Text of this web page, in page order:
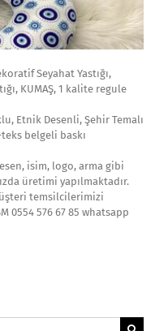
Seyahat Yastığı,
KUMAŞ, 1 kalite regule
Etnik Desenli, Şehir Temalı
belgeli baskı
isim, logo, arma gibi
üretimi yapılmaktadır.
temsilcilerimizi
0554 576 67 85 whatsapp